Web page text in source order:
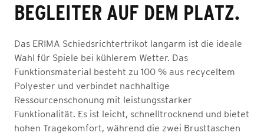
BEGLEITER AUF DEM PLATZ.
Das ERIMA Schiedsrichtertrikot langarm ist die ideale
Wahl für Spiele bei kühlerem Wetter. Das
Funktionsmaterial besteht zu 100 % aus recyceltem
Polyester und verbindet nachhaltige
Ressourcenschonung mit leistungsstarker
Funktionalität. Es ist leicht, schnelltrocknend und bietet
hohen Tragekomfort, während die zwei Brusttaschen